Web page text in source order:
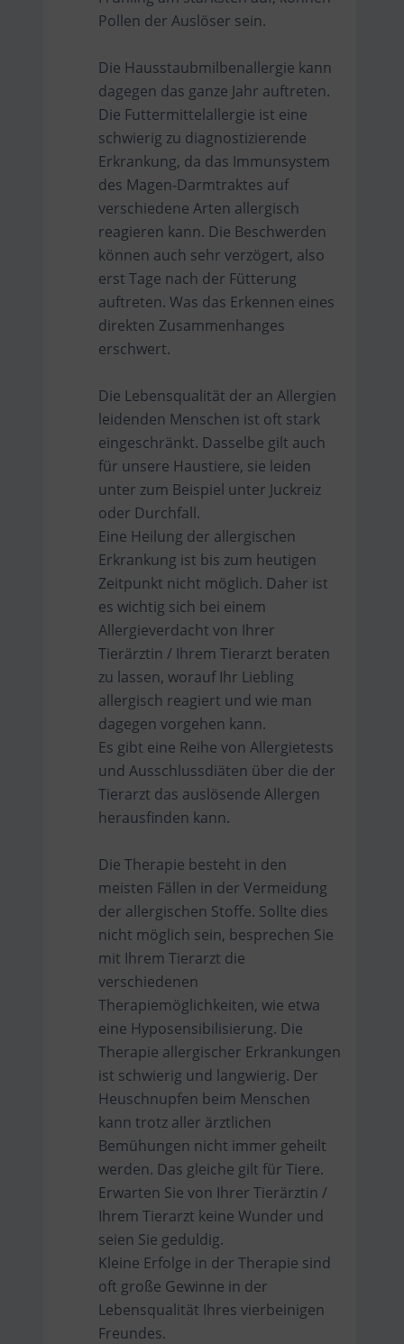
Pollen der Auslöser sein.
Die Hausstaubmilbenallergie kann
dagegen das ganze Jahr auftreten.
Die Futtermittelallergie ist eine
schwierig zu diagnostizierende
Erkrankung, da das Immunsystem
des Magen-Darmtraktes auf
verschiedene Arten allergisch
reagieren kann. Die Beschwerden
können auch sehr verzögert, also
erst Tage nach der Fütterung
auftreten. Was das Erkennen eines
direkten Zusammenhanges
erschwert.
Die Lebensqualität der an Allergien
leidenden Menschen ist oft stark
eingeschränkt. Dasselbe gilt auch
für unsere Haustiere, sie leiden
unter zum Beispiel unter Juckreiz
oder Durchfall.
Eine Heilung der allergischen
Erkrankung ist bis zum heutigen
Zeitpunkt nicht möglich. Daher ist
es wichtig sich bei einem
Allergieverdacht von Ihrer
Tierärztin / Ihrem Tierarzt beraten
zu lassen, worauf Ihr Liebling
allergisch reagiert und wie man
dagegen vorgehen kann.
Es gibt eine Reihe von Allergietests
und Ausschlussdiäten über die der
Tierarzt das auslösende Allergen
herausfinden kann.
Die Therapie besteht in den
meisten Fällen in der Vermeidung
der allergischen Stoffe. Sollte dies
nicht möglich sein, besprechen Sie
mit Ihrem Tierarzt die
verschiedenen
Therapiemöglichkeiten, wie etwa
eine Hyposensibilisierung. Die
Therapie allergischer Erkrankungen
ist schwierig und langwierig. Der
Heuschnupfen beim Menschen
kann trotz aller ärztlichen
Bemühungen nicht immer geheilt
werden. Das gleiche gilt für Tiere.
Erwarten Sie von Ihrer Tierärztin /
Ihrem Tierarzt keine Wunder und
seien Sie geduldig.
Kleine Erfolge in der Therapie sind
oft große Gewinne in der
Lebensqualität Ihres vierbeinigen
Freundes.